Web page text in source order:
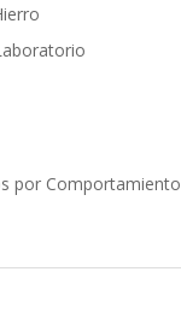
por Comportamiento